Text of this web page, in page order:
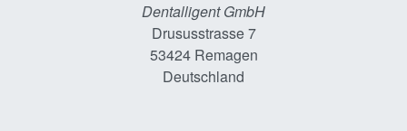
Dentalligent GmbH
Drususstrasse 7
53424Remagen
Deutschland